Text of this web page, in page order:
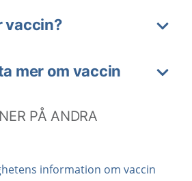
vaccin?
mer om vaccin
PÅ ANDRA
information om vaccin